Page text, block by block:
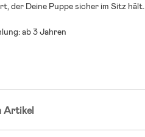
der Deine Puppe sicher im Sitz hält.
ab 3 Jahren
Artikel